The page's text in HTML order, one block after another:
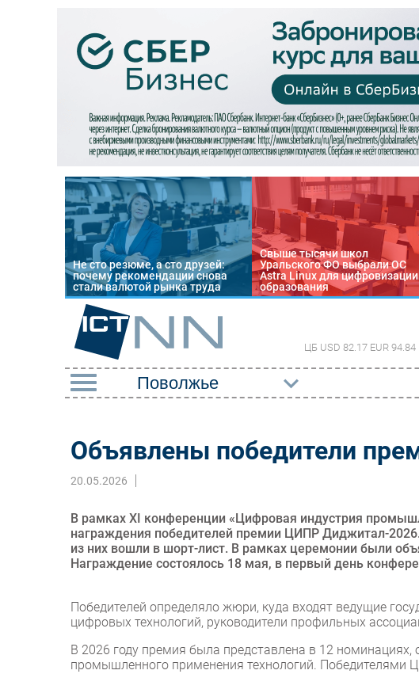
Не сто резюме, а сто друзей:
почему рекомендации снова
стали валютой рынка труда
Свыше тысячи школ
Уральского ФО выбрали ОС
Astra Linux для цифровизации
образования
ЦБ USD 82.17 EUR 94.84
Импорто­замещение
Автоматизация
Интернет
Мобильная связь
Интеграция
Рынок ПК
Маркетинг
Оборудование
ПО
Outsourcing
Регулирование
Объявлены победители
20.05.2026
В рамках XI конференции «Цифровая индустрия
награждения победителей премии ЦИПР Диджитал-
из них вошли в шорт-лист. В рамках церемонии были
Награждение состоялось 18 мая, в первый день
Победителей определяло жюри, куда входят ведущие
цифровых технологий, руководители профильных
В 2026 году премия была представлена в 12
промышленного применения технологий. Победителями